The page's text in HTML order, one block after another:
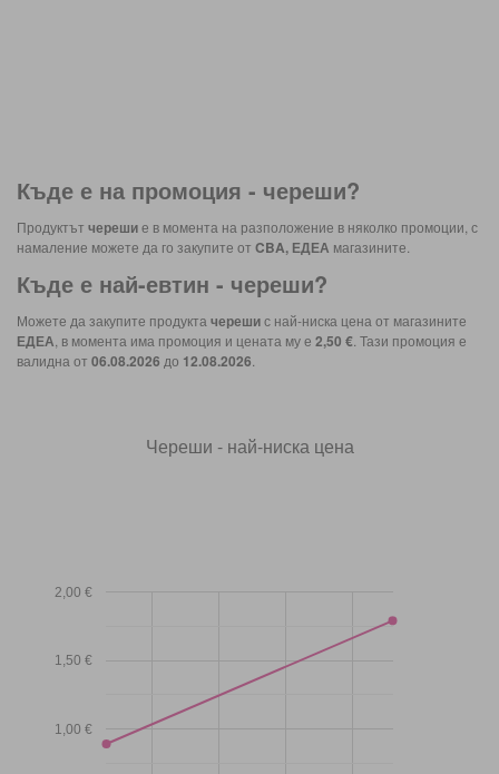
Къде е на промоция - череши?
Продуктът черешие в момента на разположение в няколко промоции, с
намаление можете да го закупите от CBA, ЕДЕА магазините.
Къде е най-евтин - череши?
Можете да закупите продукта черешис най-ниска цена от магазините
ЕДЕА , в момента има промоция и цената му е 2,50 € . Тази промоция е
валидна от 06.08.2026 до 12.08.2026
Череши - най-ниска цена
1,00 €
1,50 €
2,00 €